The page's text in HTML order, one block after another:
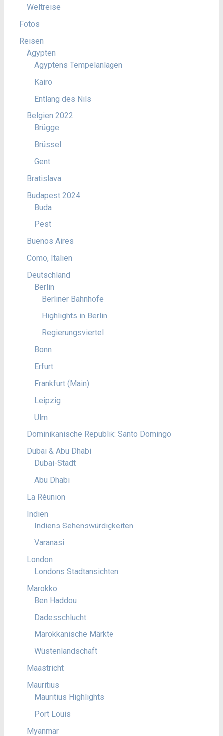
Weltreise
Fotos
Reisen
Ägypten
Ägyptens Tempelanlagen
Kairo
Entlang des Nils
Belgien 2022
Brügge
Brüssel
Gent
Bratislava
Budapest 2024
Buda
Pest
Buenos Aires
Como, Italien
Deutschland
Berlin
Berliner Bahnhöfe
Highlights in Berlin
Regierungsviertel
Bonn
Erfurt
Frankfurt (Main)
Leipzig
Ulm
Dominikanische Republik: Santo Domingo
Dubai & Abu Dhabi
Dubai-Stadt
Abu Dhabi
La Réunion
Indien
Indiens Sehenswürdigkeiten
Varanasi
London
Londons Stadtansichten
Marokko
Ben Haddou
Dadesschlucht
Marokkanische Märkte
Wüstenlandschaft
Maastricht
Mauritius
Mauritius Highlights
Port Louis
Myanmar